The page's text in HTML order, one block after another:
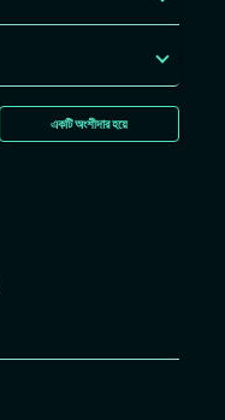
একটি অংশীদার হয়ে